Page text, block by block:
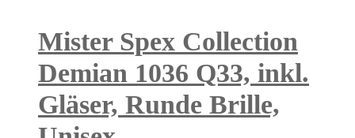
Mister Spex Collection
Demian 1036 Q33, inkl.
Gläser, Runde Brille,